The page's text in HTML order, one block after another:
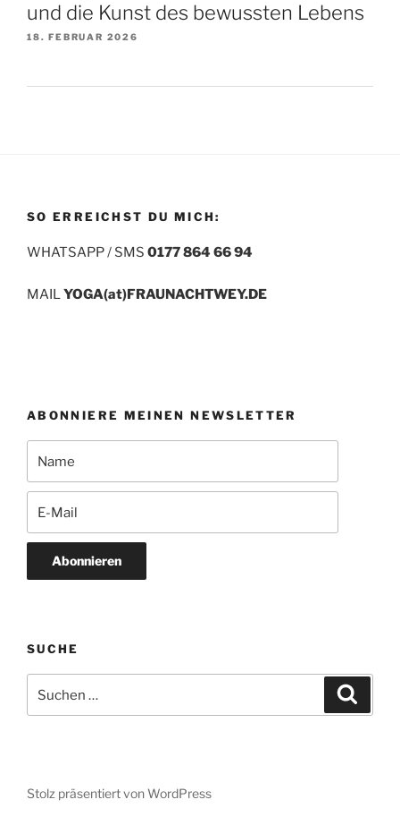
und die Kunst des bewussten Lebens
18. FEBRUAR 2026
SO ERREICHST DU MICH:
WHATSAPP / SMS 0177 864 66 94
MAILYOGA(at)FRAUNACHTWEY.DE
ABONNIERE MEINEN NEWSLETTER
Abonnieren
SUCHE
nach:
Stolz präsentiert von WordPress